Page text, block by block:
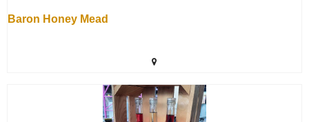
Baron Honey Mead